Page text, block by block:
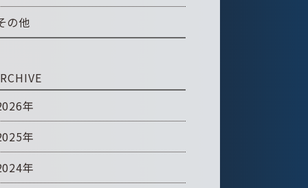
の他
年
年
年